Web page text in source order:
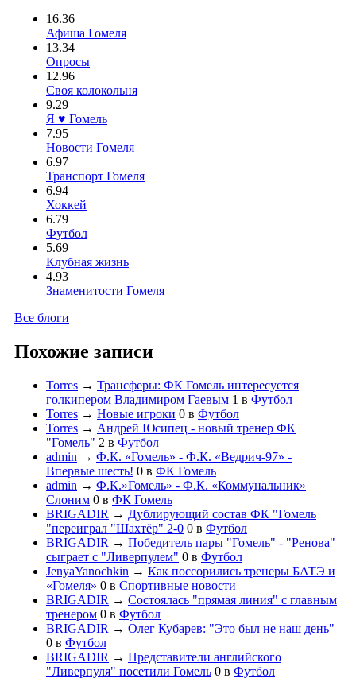
16.36
Афиша Гомеля
13.34
Опросы
12.96
Своя колокольня
9.29
Я ♥ Гомель
7.95
Новости Гомеля
6.97
Транспорт Гомеля
6.94
Хоккей
6.79
Футбол
5.69
Клубная жизнь
4.93
Знаменитости Гомеля
Все блоги
Похожие записи
Torres → Трансферы: ФК Гомель интересуется
голкипером Владимиром Гаевым 1 в Футбол
Torres → Новые игроки 0 в Футбол
Torres → Андрей Юсипец - новый тренер ФК
"Гомель" 2 в Футбол
admin → Ф.К. «Гомель» - Ф.К. «Ведрич-97» -
Впервые шесть! 0 в ФК Гомель
admin → Ф.К.»Гомель» - Ф.К. «Коммунальник»
Слоним 0 в ФК Гомель
BRIGADIR → Дублирующий состав ФК "Гомель
"переиграл "Шахтёр" 2-0 0 в Футбол
BRIGADIR → Победитель пары "Гомель" - "Ренова"
сыграет с "Ливерпулем" 0 в Футбол
JenyaYanochkin → Как поссорились тренеры БАТЭ и
«Гомеля» 0 в Спортивные новости
BRIGADIR → Состоялась "прямая линия" с главным
тренером 0 в Футбол
BRIGADIR → Олег Кубарев: "Это был не наш день"
0 в Футбол
BRIGADIR → Представители английского
"Ливерпуля" посетили Гомель 0 в Футбол